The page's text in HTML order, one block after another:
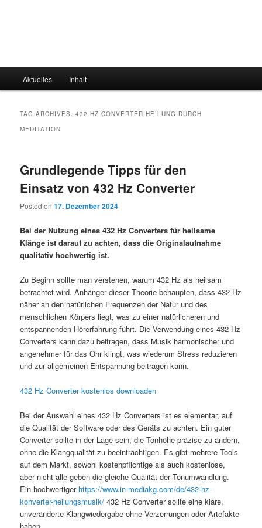
Aktuelles Inhalt
TAG ARCHIVES:432 HZ CONVERTER HEILUNG DURCH
MEDITATION
Grundlegende Tipps für den
Einsatz von 432 Hz Converter
Posted on17. Dezember 2024
Bei der Nutzung eines 432 Hz Converters für heilsame
Klänge ist darauf zu achten, dass die Originalaufnahme
qualitativ hochwertig ist.
Zu Beginn sollte man verstehen, warum 432 Hz als heilsam
betrachtet wird. Anhänger dieser Theorie behaupten, dass 432 Hz
näher an den natürlichen Frequenzen der Natur und des
menschlichen Körpers liegt, was zu einer natürlicheren und
entspannenden Hörerfahrung führt. Die Verwendung eines 432 Hz
Converters kann dazu beitragen, dass Musik harmonischer und
angenehmer für das Ohr klingt, was wiederum Stress reduzieren
und zur allgemeinen Entspannung beitragen kann.
432 Hz Converter kostenlos downloaden
Bei der Auswahl eines 432 Hz Converters ist es elementar, auf
die Qualität der Software oder des Geräts zu achten. Ein guter
Converter sollte in der Lage sein, die Tonhöhe präzise zu ändern,
ohne die Klangqualität zu beeinträchtigen. Es gibt mehrere Tools
auf dem Markt, sowohl kostenpflichtige als auch kostenlose,
aber nicht alle geben die gleiche Qualität der Tonumwandlung.
Ein hochwertiger https://www.in-mediakg.com/de/432-hz-
konverter-heilungsmusik/ 432 Hz Converter sollte eine klare,
unveränderte Klangwiedergabe ohne Verzerrungen oder Artefakte